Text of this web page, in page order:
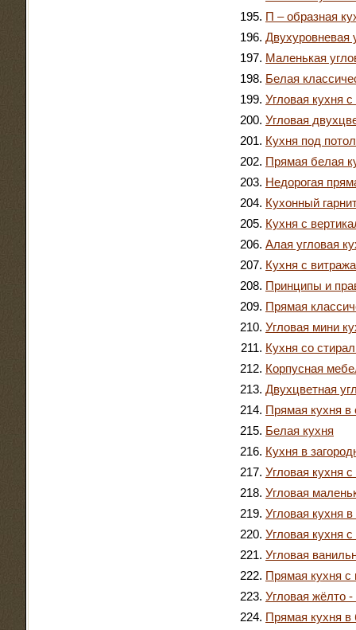
П – образная
Двухуровневая
Маленькая
Белая
Угловая кухня
Угловая
Кухня под
Прямая белая
Недорогая
Кухонный
Кухня с
Алая угловая
Кухня с
Принципы и
Прямая
Угловая мини
Кухня со
Корпусная
Двухцветная
Прямая кухня
Белая кухня
Кухня в
Угловая кухня
Угловая
Угловая кухня
Угловая кухня
Угловая
Прямая кухня с
Угловая жёлто
Прямая кухня в